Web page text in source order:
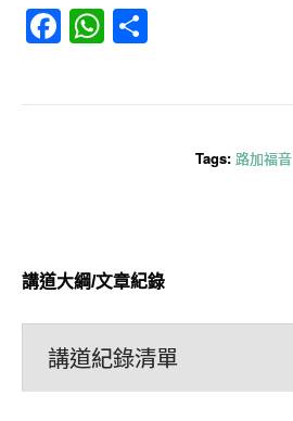
Facebook
WhatsApp
Tags: 路加福音
講道大綱/文章紀錄
講道紀錄清單